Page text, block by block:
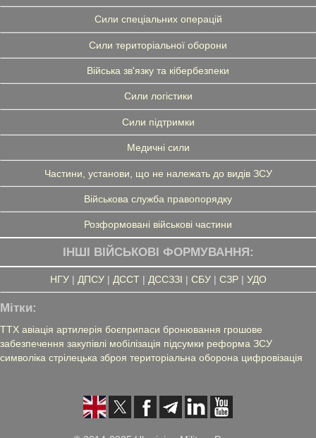
Сили спеціальних операцій
Сили територіальної оборони
Війська зв'язку та кібербезпеки
Сили логістики
Сили підтримки
Медичні сили
Частини, установи, що не належать до видів ЗСУ
Військова служба правопорядку
Розформовані військові частини
ІНШІ ВІЙСЬКОВІ ФОРМУВАННЯ:
НГУ| ДПСУ| ДССТ| ДССЗЗІ | СБУ| СЗР| УДО
Мітки:
ТТХ авіація артилерія боєприпаси бронювання грошове
забезпечення закупівлі мобілізація підсумки реформа ЗСУ
символіка стрілецька зброя територіальна оборона цифровізація